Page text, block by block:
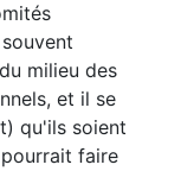
milieu des
et il se
qu'ils soient
faire